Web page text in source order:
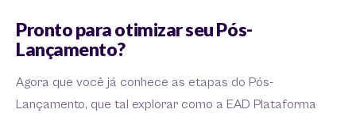
Pronto para otimizar seu Pós-
Lançamento?
Agora que você já conhece as etapas do Pós-
Lançamento, que tal explorar como a EAD Plataforma